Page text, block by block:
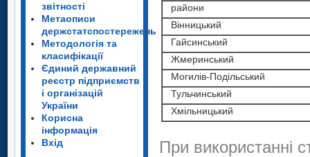
звітності
Метаописи
держстатспостережень
Методологія та
класифікації
Єдиний державний
реєстр підприємств
і організацій
України
Корисна
інформація
Вхід
райони
Вінницький
Гайсинський
Жмеринський
Могилів-Подільський
Тульчинський
Хмільницький
При використанні